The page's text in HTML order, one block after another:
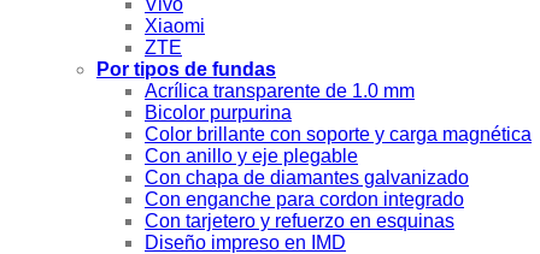
Xiaomi
ZTE
Por tipos de fundas
Acrílica transparente de 1.0 mm
Bicolor purpurina
Color brillante con soporte y carga magnética
Con anillo y eje plegable
Con chapa de diamantes galvanizado
Con enganche para cordon integrado
Con tarjetero y refuerzo en esquinas
Diseño impreso en IMD